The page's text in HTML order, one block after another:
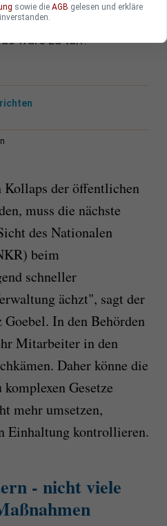
kollabieren, meint
des
wäre zu tun?
der öffentlichen
muss die nächste
des Nationalen
beim
schneller
ächzt", sagt der
In den Behörden
Mitarbeiter in den
Daher könne die
Gesetze
mehr umsetzen,
Einhaltung kontrollieren.
- nicht viele
sowie die AGB gelesen und erkläre